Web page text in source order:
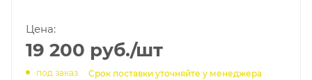
Цена:
19 200 руб./шт
под заказ Срок поставки уточняйте у менеджера